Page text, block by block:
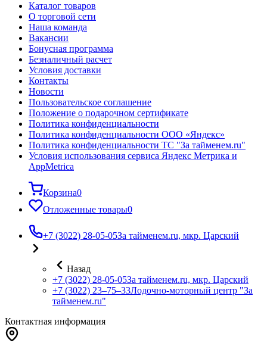
Каталог товаров
О торговой сети
Наша команда
Вакансии
Бонусная программа
Безналичный расчет
Условия доставки
Контакты
Новости
Пользовательское соглашение
Положение о подарочном сертификате
Политика конфиденциальности
Политика конфиденциальности ООО «Яндекс»
Политика конфиденциальности ТС "За тайменем.ru"
Условия использования сервиса Яндекс Метрика и
AppMetrica
Корзина0
Отложенные товары0
+7 (3022) 28-05-05За тайменем.ru, мкр. Царский
Назад
+7 (3022) 28-05-05За тайменем.ru, мкр. Царский
+7 (3022) 23‒75‒33Лодочно-моторный центр "За
тайменем.ru"
Контактная информация